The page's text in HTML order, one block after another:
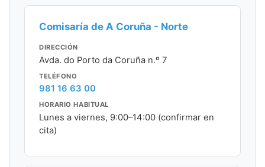
Comisaría de A Coruña - Norte
DIRECCIÓN
Avda. do Porto da Coruña n.º 7
TELÉFONO
981 16 63 00
HORARIO HABITUAL
Lunes a viernes, 9:00–14:00 (confirmar en
cita)